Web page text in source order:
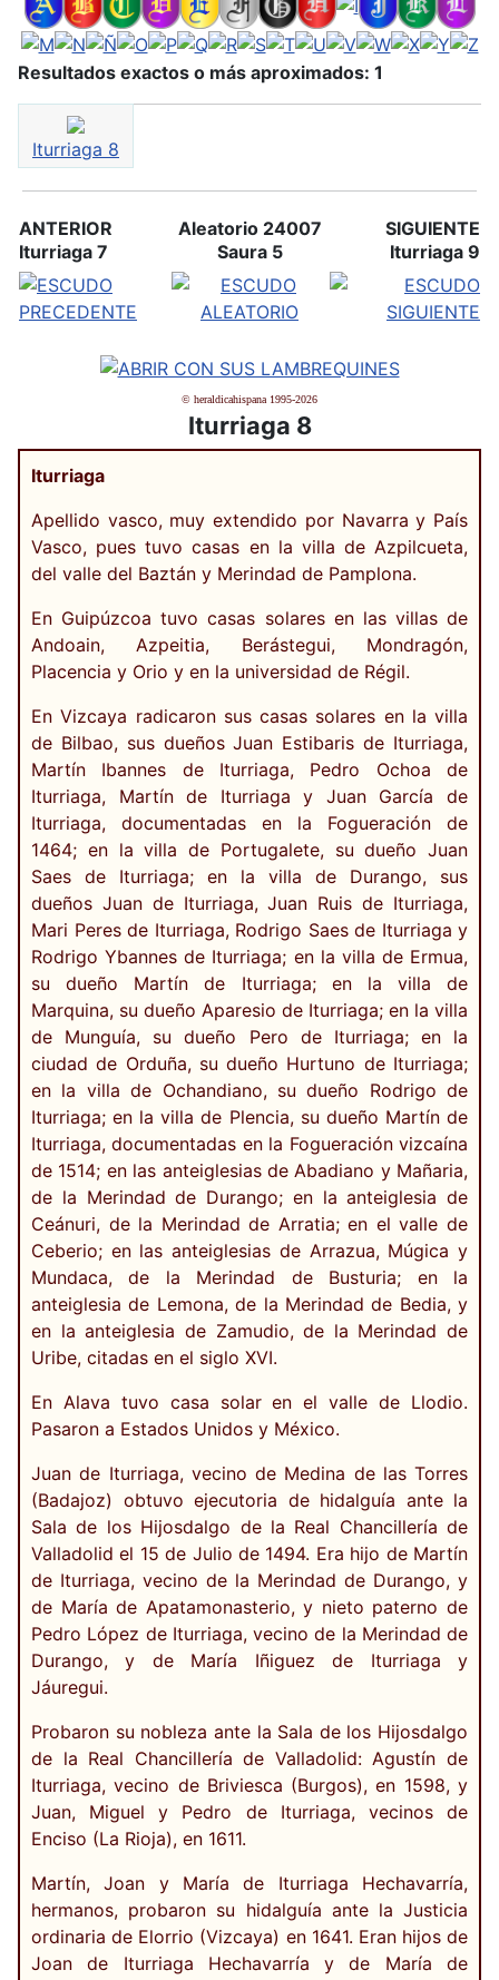
Resultados exactos o más aproximados: 1
Iturriaga 8
ANTERIOR
Iturriaga 7
Aleatorio 24007
Saura 5
SIGUIENTE
Iturriaga 9
© heraldicahispana 1995-2026
Iturriaga 8
Iturriaga
Apellido vasco, muy extendido por Navarra y País
Vasco, pues tuvo casas en la villa de Azpilcueta,
del valle del Baztán y Merindad de Pamplona.
En Guipúzcoa tuvo casas solares en las villas de
Andoain, Azpeitia, Berástegui, Mondragón,
Placencia y Orio y en la universidad de Régil.
En Vizcaya radicaron sus casas solares en la villa
de Bilbao, sus dueños Juan Estibaris de Iturriaga,
Martín Ibannes de Iturriaga, Pedro Ochoa de
Iturriaga, Martín de Iturriaga y Juan García de
Iturriaga, documentadas en la Fogueración de
1464; en la villa de Portugalete, su dueño Juan
Saes de Iturriaga; en la villa de Durango, sus
dueños Juan de Iturriaga, Juan Ruis de Iturriaga,
Mari Peres de Iturriaga, Rodrigo Saes de Iturriaga y
Rodrigo Ybannes de Iturriaga; en la villa de Ermua,
su dueño Martín de Iturriaga; en la villa de
Marquina, su dueño Aparesio de Iturriaga; en la villa
de Munguía, su dueño Pero de Iturriaga; en la
ciudad de Orduña, su dueño Hurtuno de Iturriaga;
en la villa de Ochandiano, su dueño Rodrigo de
Iturriaga; en la villa de Plencia, su dueño Martín de
Iturriaga, documentadas en la Fogueración vizcaína
de 1514; en las anteiglesias de Abadiano y Mañaria,
de la Merindad de Durango; en la anteiglesia de
Ceánuri, de la Merindad de Arratia; en el valle de
Ceberio; en las anteiglesias de Arrazua, Múgica y
Mundaca, de la Merindad de Busturia; en la
anteiglesia de Lemona, de la Merindad de Bedia, y
en la anteiglesia de Zamudio, de la Merindad de
Uribe, citadas en el siglo XVI.
En Alava tuvo casa solar en el valle de Llodio.
Pasaron a Estados Unidos y México.
Juan de Iturriaga, vecino de Medina de las Torres
(Badajoz) obtuvo ejecutoria de hidalguía ante la
Sala de los Hijosdalgo de la Real Chancillería de
Valladolid el 15 de Julio de 1494. Era hijo de Martín
de Iturriaga, vecino de la Merindad de Durango, y
de María de Apatamonasterio, y nieto paterno de
Pedro López de Iturriaga, vecino de la Merindad de
Durango, y de María Iñiguez de Iturriaga y
Jáuregui.
Probaron su nobleza ante la Sala de los Hijosdalgo
de la Real Chancillería de Valladolid: Agustín de
Iturriaga, vecino de Briviesca (Burgos), en 1598, y
Juan, Miguel y Pedro de Iturriaga, vecinos de
Enciso (La Rioja), en 1611.
Martín, Joan y María de Iturriaga Hechavarría,
hermanos, probaron su hidalguía ante la Justicia
ordinaria de Elorrio (Vizcaya) en 1641. Eran hijos de
Joan de Iturriaga Hechavarría y de María de